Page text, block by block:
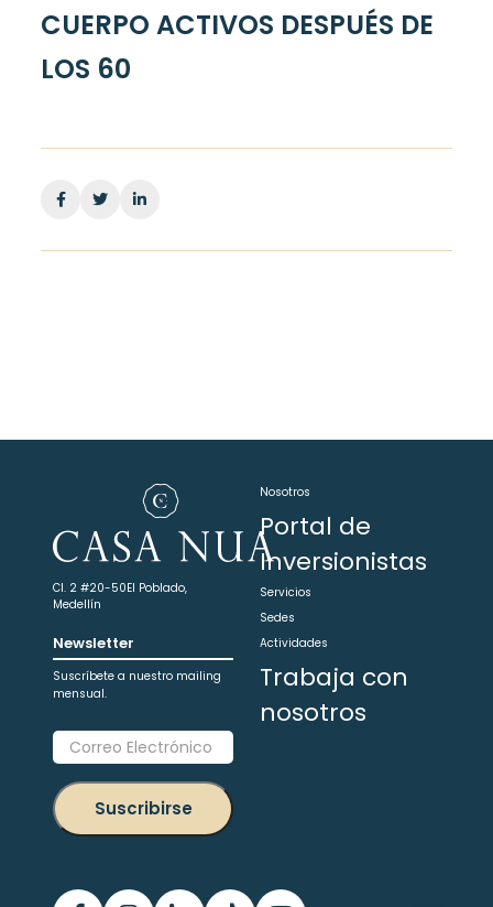
CUERPO ACTIVOS DESPUÉS DE
LOS 60
Facebook
TwitterLinkedin
Cl. 2 #20-50El Poblado,
Medellín
Newsletter
Suscríbete a nuestro mailing
mensual.
Suscribirse
Nosotros
Portal de
Inversionistas
Servicios
Sedes
Actividades
Trabaja con
nosotros